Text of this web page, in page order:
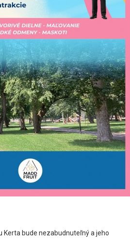
Kerta bude nezabudnuteľný a jeho